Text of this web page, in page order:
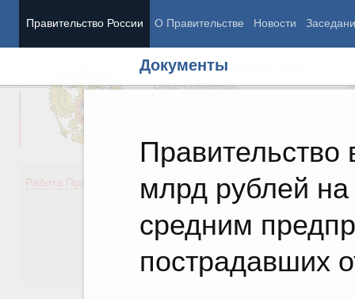
Правительство России О Правительстве Новости
Документы
млрд рублей
средним
пострадавших
Председатель Правительства
Вице-премьеры
Работа Правительства
Демография
Здоровье
Культура
Государство